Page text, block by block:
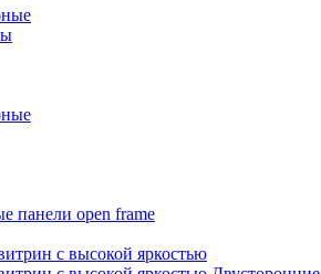
панели open frame
с высокой яркостью